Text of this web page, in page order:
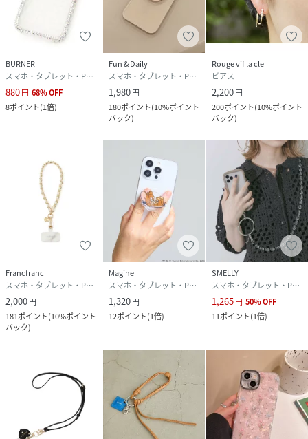
BURNER
スマホ・タブレット・PCケース/カバー
880円 68%OFF
8ポイント(1倍)
Fun & Daily
スマホ・タブレット・PCケース/カバー
1,980円
180ポイント(10%ポイント
バック)
Rouge vif la cle
ピアス
2,200円
200ポイント(10%ポイント
バック)
Francfranc
スマホ・タブレット・PCケース/カバー
2,000円
181ポイント(10%ポイント
バック)
Magine
スマホ・タブレット・PCケース/カバー
1,320円
12ポイント(1倍)
SMELLY
スマホ・タブレット・PCケース/カバー
1,265円 50%OFF
11ポイント(1倍)